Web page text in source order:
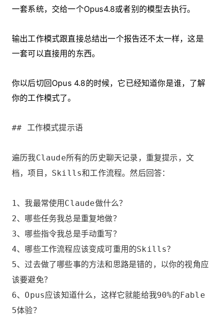
一套系统，交给一个Opus4.8或者别的模型去执行。
输出工作模式跟直接总结出一个报告还不太一样，这是
一套可以直接用的东西。
你以后切回Opus 4.8的时候，它已经知道你是谁，了解
你的工作模式了。
## 工作模式提示语
遍历我Claude所有的历史聊天记录，重复提示，文
档，项目，Skills和工作流程。然后回答：
1、我最常使用Claude做什么？
2、哪些任务我总是重复地做？
3、哪些指令我总是手动重写？
4、哪些工作流程应该变成可重用的Skills？
5、过去做了哪些事的方法和思路是错的，以你的视角应
该要避免？
6、Opus应该知道什么，这样它就能给我90%的Fable
5体验？